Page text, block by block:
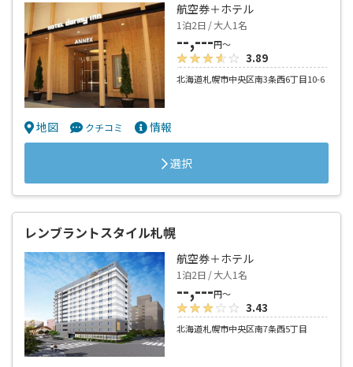
航空券＋ホテル
1泊2日 / 大人1名
--,---円～
3.89
北海道札幌市中央区南3条西6丁目10-6
地図 クチコミ 情報
選択
レンブラントスタイル札幌
航空券＋ホテル
1泊2日 / 大人1名
--,---円～
3.43
北海道札幌市中央区南7条西5丁目